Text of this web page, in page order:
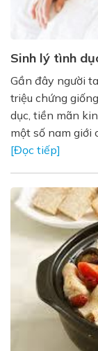
Sinh lý tình
Gần đây người
triệu chứng
dục, tiền mãn
một số nam giới
[Đọc tiếp]